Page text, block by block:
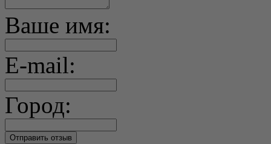
Ваше имя:
E-mail:
Город: